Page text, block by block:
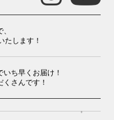
たします！
ち早くお届け！
さんです！